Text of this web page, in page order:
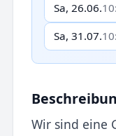
Sa, 26.06.
Sa, 31.07.
Wir sind eine